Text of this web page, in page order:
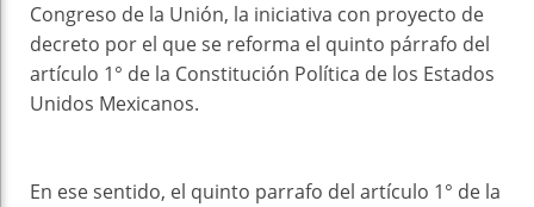
Congreso de la Unión, la iniciativa con proyecto de
decreto por el que se reforma el quinto párrafo del
artículo 1° de la Constitución Política de los Estados
Unidos Mexicanos.
En ese sentido, el quinto parrafo del artículo 1° de la